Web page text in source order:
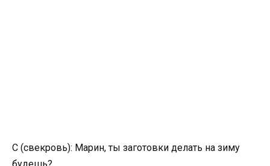
С (свекровь): Марин, ты заготовки делать на зиму